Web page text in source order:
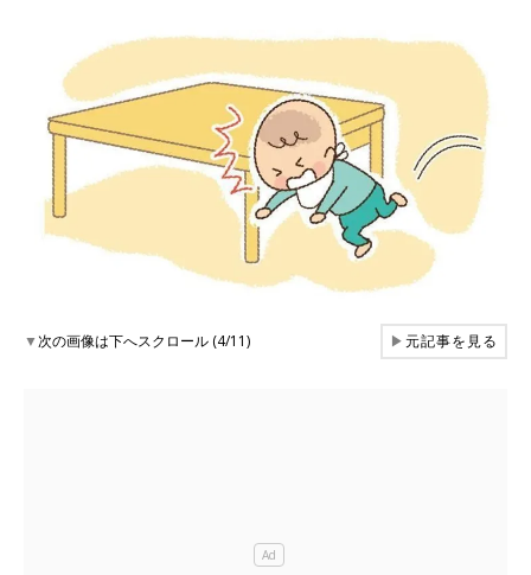
▼次の画像は下へスクロール (4/11) ▶元記事を見る